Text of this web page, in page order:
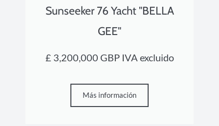
Sunseeker 76 Yacht "BELLA
GEE"
£ 3,200,000 GBP IVA excluido
Más información